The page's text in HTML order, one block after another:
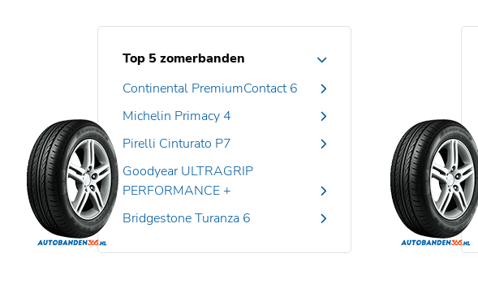
Top 5 zomerbanden
Continental PremiumContact 6
Michelin Primacy 4
Pirelli Cinturato P7
Goodyear ULTRAGRIP
PERFORMANCE +
Bridgestone Turanza 6